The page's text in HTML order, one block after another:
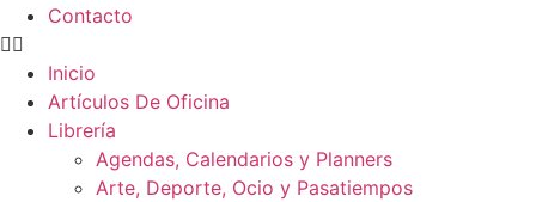
Contacto
Inicio
Artículos De Oficina
Librería
Agendas, Calendarios y Planners
Arte, Deporte, Ocio y Pasatiempos